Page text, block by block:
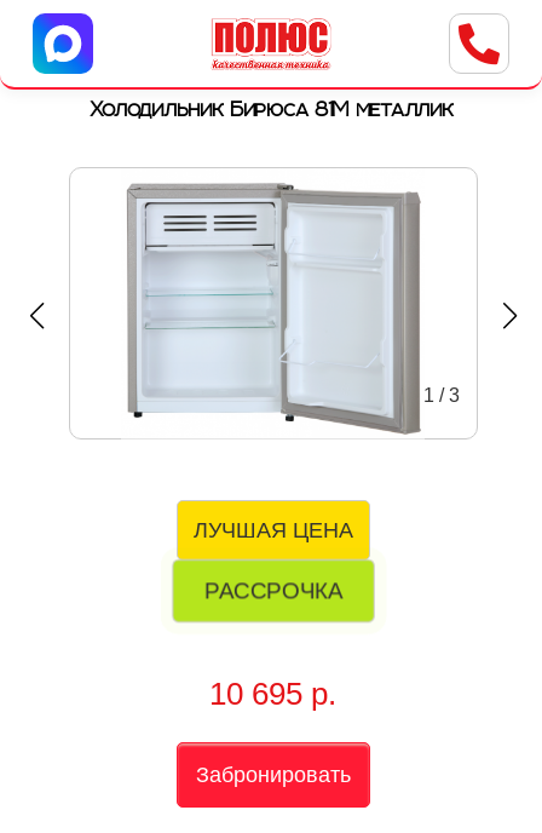
Центр бытовой техники
г. Ульяновск, ул. Пушкарева, 8a
Холодильник Бирюса 81M металлик
1 /3
ЛУЧШАЯ ЦЕНА
РАССРОЧКА
10 695 р.
Забронировать